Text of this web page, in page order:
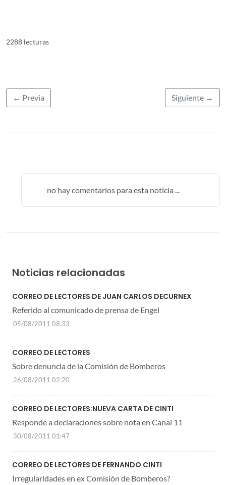
2288 lecturas
← Previa Siguiente →
no hay comentarios para esta noticia ...
Noticias relacionadas
CORREO DE LECTORES DE JUAN CARLOS DECURNEX
Referido al comunicado de prensa de Engel
05/08/2011 08:33
CORREO DE LECTORES
Sobre denuncia de la Comisión de Bomberos
26/08/2011 02:20
CORREO DE LECTORES:NUEVA CARTA DE CINTI
Responde a declaraciones sobre nota en Canal 11
30/08/2011 01:47
CORREO DE LECTORES DE FERNANDO CINTI
Irregularidades en ex Comisión de Bomberos?